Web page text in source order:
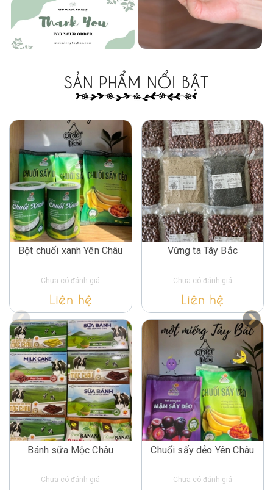
SẢN PHẨM NỔI BẬT
Bột chuối xanh Yên Châu
Chưa có đánh giá
Liên hệ
Bánh sữa Mộc Châu
Chưa có đánh giá
Vừng ta Tây Bắc
Chưa có đánh giá
Liên hệ
Chuối sấy dẻo Yên Châu
Chưa có đánh giá